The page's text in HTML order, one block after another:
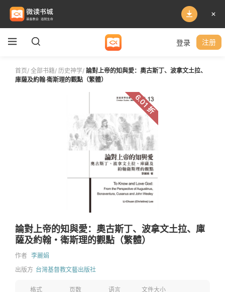
登录 注册
首页/ 全部书籍/ 历史神学/ 論對上帝的知與愛：奧古斯丁、波拿文土拉、
庫薩及約翰‧衛斯理的觀點（繁體）
6.01 折
論對上帝的知與愛：奧古斯丁、波拿文土拉、庫
薩及約翰‧衛斯理的觀點（繁體）
作者 李麗娟
出版方 台灣基督教文藝出版社
格式 页数 语言 文件大小